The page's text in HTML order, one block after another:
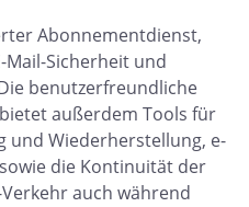
Abonnementdienst,
Mail-Sicherheit und
benutzerfreundliche
außerdem Tools für
und Wiederherstellung, e-
die Kontinuität der
auch während